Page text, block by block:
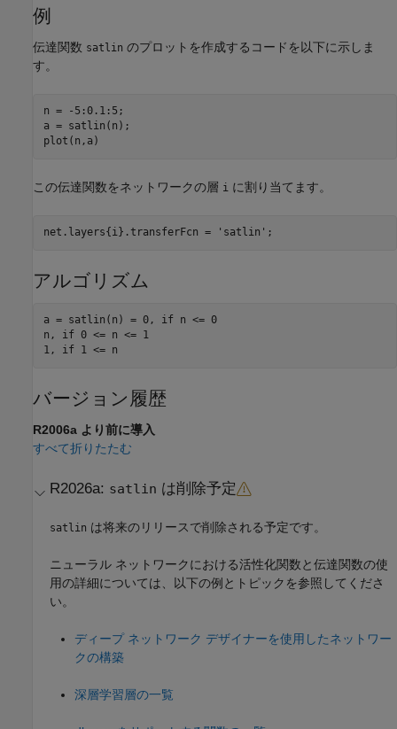
例
伝達関数 satlin のプロットを作成するコードを以下に示しま
す。
n = -5:0.1:5;
a = satlin(n);
この伝達関数をネットワークの層 i に割り当てます。
アルゴリズム
a = satlin(n) = 0, if n <= 0
n, if 0 <= n <= 1
バージョン履歴
R2006a より前に導入
すべて折りたたむ
R2026a: satlin は削除予定
satlin は将来のリリースで削除される予定です。
ニューラル ネットワークにおける活性化関数と伝達関数の使
用の詳細については、以下の例とトピックを参照してくださ
い。
ディープ ネットワーク デザイナーを使用したネットワー
クの構築
深層学習層の一覧